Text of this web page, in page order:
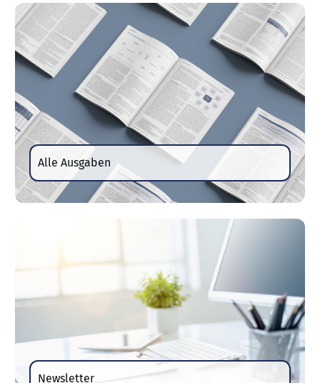
Alle Ausgaben
Newsletter